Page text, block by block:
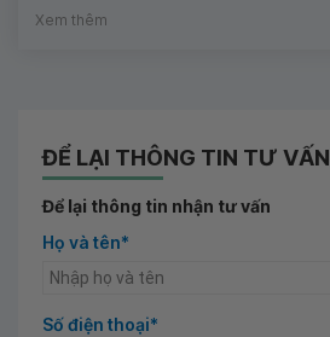
Xem thêm
ĐỂ LẠI THÔNG TIN TƯ VẤN
Để lại thông tin nhận tư vấn
Họ và tên*
Số điện thoại*